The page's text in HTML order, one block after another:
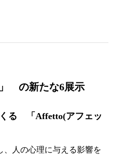
の新たな6展示
る 「Affetto(アフェッ
、人の心理に与える影響を